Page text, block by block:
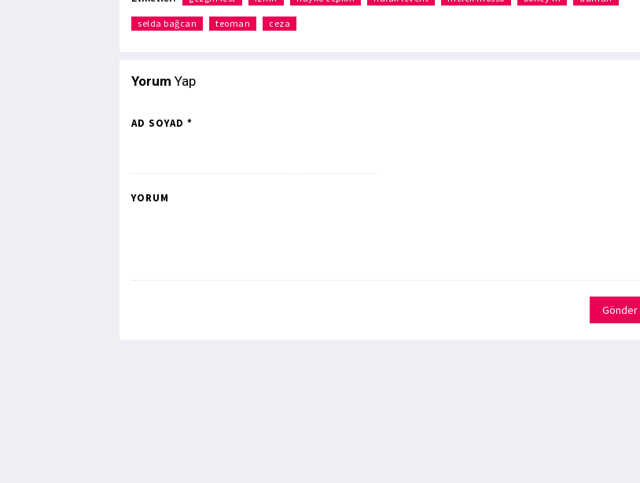
selda bağcan teoman ceza
Yorum Yap
AD SOYAD *
YORUM
Gönder